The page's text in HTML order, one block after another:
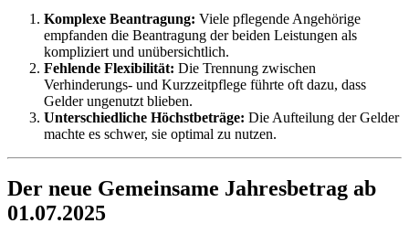
Komplexe Beantragung: Viele pflegende Angehörige
empfanden die Beantragung der beiden Leistungen als
kompliziert und unübersichtlich.
Fehlende Flexibilität: Die Trennung zwischen
Verhinderungs- und Kurzzeitpflege führte oft dazu, dass
Gelder ungenutzt blieben.
Unterschiedliche Höchstbeträge: Die Aufteilung der Gelder
machte es schwer, sie optimal zu nutzen.
Der neue Gemeinsame Jahresbetrag ab
01.07.2025